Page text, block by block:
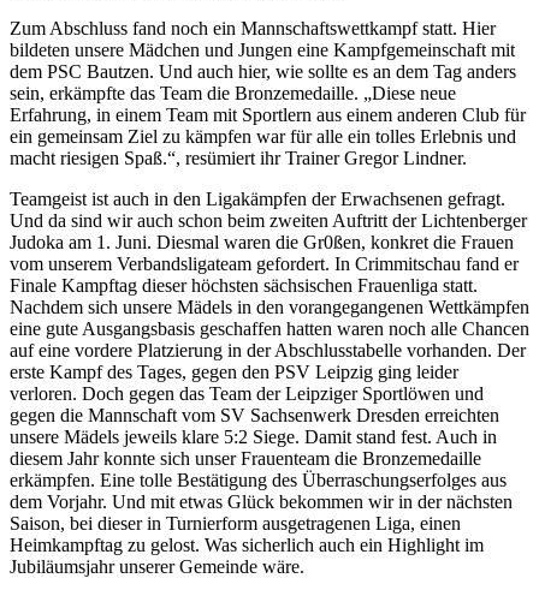
Zum Abschluss fand noch ein Mannschaftswettkampf statt. Hier
bildeten unsere Mädchen und Jungen eine Kampfgemeinschaft mit
dem PSC Bautzen. Und auch hier, wie sollte es an dem Tag anders
sein, erkämpfte das Team die Bronzemedaille. „Diese neue
Erfahrung, in einem Team mit Sportlern aus einem anderen Club für
ein gemeinsam Ziel zu kämpfen war für alle ein tolles Erlebnis und
macht riesigen Spaß.“, resümiert ihr Trainer Gregor Lindner.
Teamgeist ist auch in den Ligakämpfen der Erwachsenen gefragt.
Und da sind wir auch schon beim zweiten Auftritt der Lichtenberger
Judoka am 1. Juni. Diesmal waren die Gr0ßen, konkret die Frauen
vom unserem Verbandsligateam gefordert. In Crimmitschau fand er
Finale Kampftag dieser höchsten sächsischen Frauenliga statt.
Nachdem sich unsere Mädels in den vorangegangenen Wettkämpfen
eine gute Ausgangsbasis geschaffen hatten waren noch alle Chancen
auf eine vordere Platzierung in der Abschlusstabelle vorhanden. Der
erste Kampf des Tages, gegen den PSV Leipzig ging leider
verloren. Doch gegen das Team der Leipziger Sportlöwen und
gegen die Mannschaft vom SV Sachsenwerk Dresden erreichten
unsere Mädels jeweils klare 5:2 Siege. Damit stand fest. Auch in
diesem Jahr konnte sich unser Frauenteam die Bronzemedaille
erkämpfen. Eine tolle Bestätigung des Überraschungserfolges aus
dem Vorjahr. Und mit etwas Glück bekommen wir in der nächsten
Saison, bei dieser in Turnierform ausgetragenen Liga, einen
Heimkampftag zu gelost. Was sicherlich auch ein Highlight im
Jubiläumsjahr unserer Gemeinde wäre.